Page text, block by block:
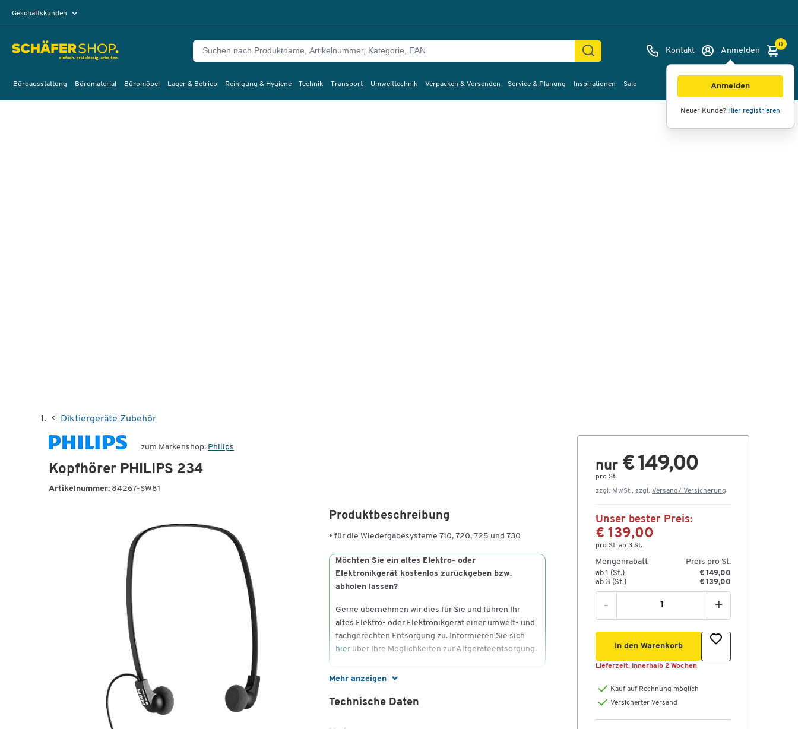
Geschäftskunden
Kontakt Anmelden
Anmelden
Neuer Kunde? Hier registrieren
0
Büroausstattung Büromaterial Büromöbel Lager & Betrieb Reinigung & Hygiene Technik Transport Umwelttechnik Verpacken & Versenden Service & Planung Inspirationen Sale
Diktiergeräte Zubehör
zum Markenshop: Philips
Kopfhörer PHILIPS 234
Artikelnummer: 84267-SW81
Mehr anzeigen
Produktbeschreibung
• für die Wiedergabesysteme 710, 720, 725 und 730
Möchten Sie ein altes Elektro- oder
Elektronikgerät kostenlos zurückgeben bzw.
abholen lassen?
Gerne übernehmen wir dies für Sie und führen Ihr
altes Elektro- oder Elektronikgerät einer umwelt- und
fachgerechten Entsorgung zu. Informieren Sie sich
hier über Ihre Möglichkeiten zur Altgeräteentsorgung.
Technische Daten
nur € 149,00
pro St.
zzgl. MwSt., zzgl. Versand/ Versicherung
Unser bester Preis:
€ 139,00
pro St. ab 3 St.
Mengenrabatt Preis pro St.
ab 1 (St.)
€ 149,00
ab 3 (St.)
€ 139,00
- +
In den Warenkorb
Lieferzeit: innerhalb 2 Wochen
Kauf auf Rechnung möglich
Versicherter Versand
Bilder Videos 360°-Ansicht